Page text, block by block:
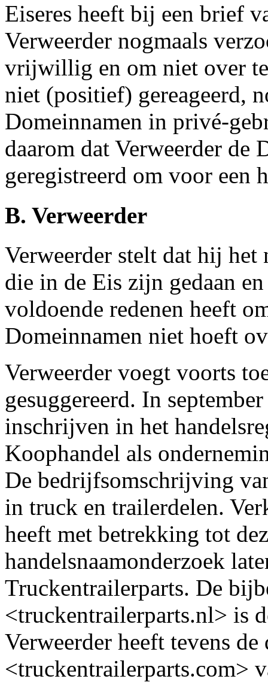
Eiseres heeft bij een brief
Verweerder nogmaals
vrijwillig en om niet over
niet (positief) gereageerd,
Domeinnamen in privé-
daarom dat Verweerder de
geregistreerd om voor een
B. Verweerder
Verweerder stelt dat hij het
die in de Eis zijn gedaan
voldoende redenen heeft
Domeinnamen niet hoeft
Verweerder voegt voorts
gesuggereerd. In
inschrijven in het
Koophandel als
De bedrijfsomschrijving
in truck en trailerdelen.
heeft met betrekking tot
handelsnaamonderzoek
Truckentrailerparts. De
<truckentrailerparts.nl> is
Verweerder heeft tevens de
<truckentrailerparts.com>